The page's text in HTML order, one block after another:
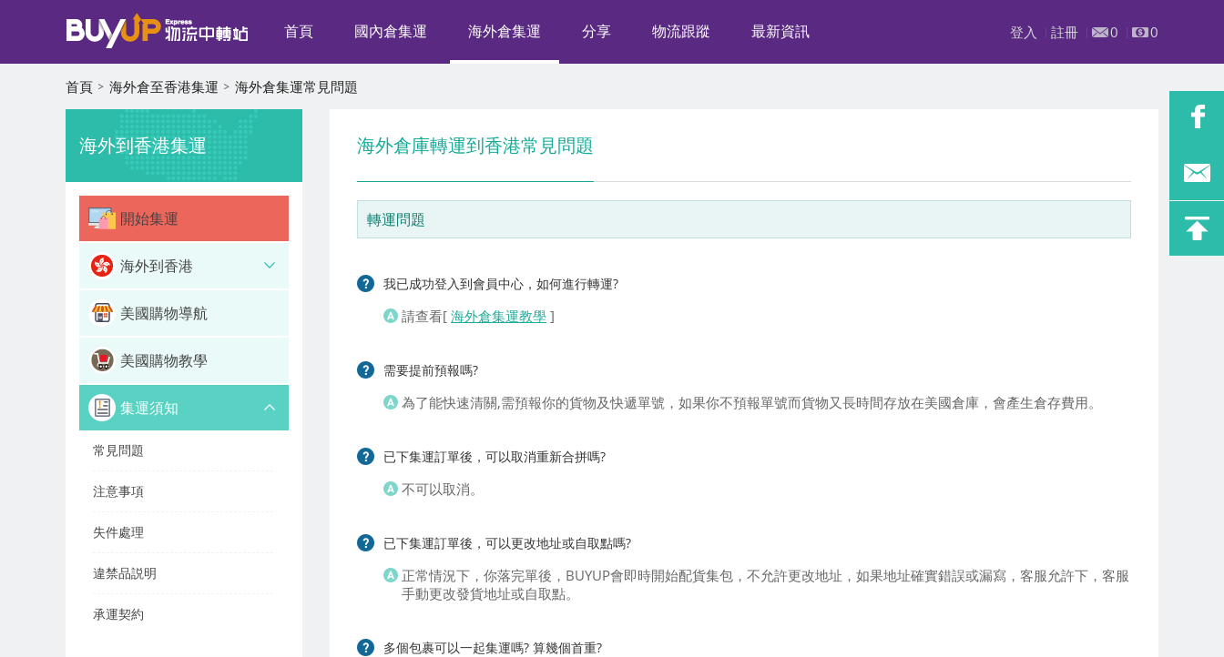
首頁 國內倉集運 海外倉集運 分享 物流跟蹤 最新資訊 登入 註冊 0 0
首頁 海外倉至香港集運 海外倉集運常見問題
海外到香港集運
開始集運
海外到香港
美國購物導航
美國購物教學
集運須知
常見問題
注意事項
失件處理
違禁品説明
承運契約
海外倉庫轉運到香港常見問題
轉運問題
我已成功登入到會員中心，如何進行轉運?
請查看[ 海外倉集運教學 ]
需要提前預報嗎?
為了能快速清關,需預報你的貨物及快遞單號，如果你不預報單號而貨物又長時間存放在美國倉庫，會產生倉存費用。
已下集運訂單後，可以取消重新合拼嗎?
不可以取消。
已下集運訂單後，可以更改地址或自取點嗎?
正常情況下，你落完單後，BUYUP會即時開始配貨集包，不允許更改地址，如果地址確實錯誤或漏寫，客服允許下，客服
手動更改發貨地址或自取點。
多個包裹可以一起集運嗎? 算幾個首重?